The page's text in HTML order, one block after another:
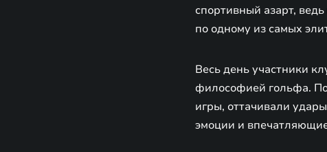
спортивный азарт,
по одному из самых
Весь день участники
философией гольфа.
игры, оттачивали
эмоции и